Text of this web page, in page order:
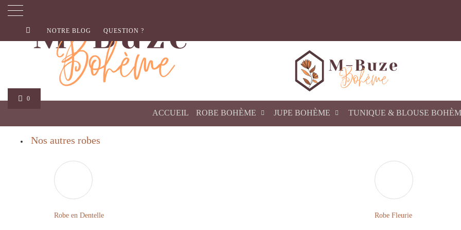
0
NOTRE BLOG QUESTION ?
ACCUEIL ROBE BOHÈME JUPE BOHÈME TUNIQUE & BLOUSE
Nos autres robes
Robe en Dentelle Robe Fleurie